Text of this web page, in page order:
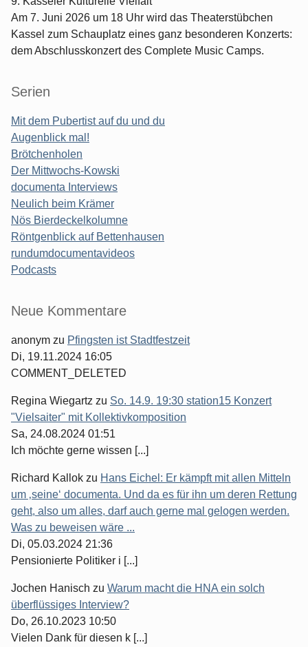
Am 7. Juni 2026 um 18 Uhr wird das Theaterstübchen
Kassel zum Schauplatz eines ganz besonderen Konzerts:
dem Abschlusskonzert des Complete Music Camps.
Serien
Mit dem Pubertist auf du und du
Augenblick mal!
Brötchenholen
Der Mittwochs-Kowski
documenta Interviews
Neulich beim Krämer
Nös Bierdeckelkolumne
Röntgenblick auf Bettenhausen
rundumdocumentavideos
Podcasts
Seitenleiste
Neue Kommentare
anonym zu Pfingsten ist Stadtfestzeit
Di, 19.11.2024 16:05
COMMENT_DELETED
Regina Wiegartz zu So. 14.9. 19:30 station15 Konzert
"Vielsaiter" mit Kollektivkomposition
Sa, 24.08.2024 01:51
Ich möchte gerne wissen [...]
Richard Kallok zu Hans Eichel: Er kämpft mit allen Mitteln
um ‚seine‘ documenta. Und da es für ihn um deren Rettung
geht, also um alles, darf auch gerne mal gelogen werden.
Was zu beweisen wäre ...
Di, 05.03.2024 21:36
Pensionierte Politiker i [...]
Jochen Hanisch zu Warum macht die HNA ein solch
überflüssiges Interview?
Do, 26.10.2023 10:50
Vielen Dank für diesen k [...]